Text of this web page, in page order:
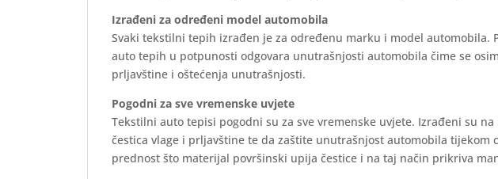
Izrađeni za određeni model automobila
Svaki tekstilni tepih izrađen je za određenu marku i model automobila.
auto tepih u potpunosti odgovara unutrašnjosti automobila čime se
prljavštine i oštećenja unutrašnjosti.
Pogodni za sve vremenske uvjete
Tekstilni auto tepisi pogodni su za sve vremenske uvjete. Izrađeni su
čestica vlage i prljavštine te da zaštite unutrašnjost automobila tijekom
prednost što materijal površinski upija čestice i na taj način prikriva